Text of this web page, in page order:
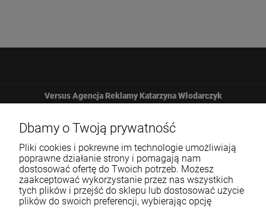
Versus Agencja Reklamy Katarzyna Włodarczyk
Żbicka 161
32-065 Krzeszowice
12 307 25 82
Dbamy o Twoją prywatność
Pliki cookies i pokrewne im technologie umożliwiają
poprawne działanie strony i pomagają nam
dostosować ofertę do Twoich potrzeb. Możesz
zaakceptować wykorzystanie przez nas wszystkich
tych plików i przejść do sklepu lub dostosować użycie
plików do swoich preferencji, wybierając opcję